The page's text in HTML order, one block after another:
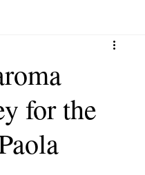
for the